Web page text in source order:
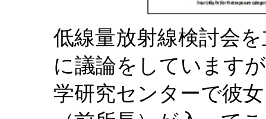
低線量放射線検討会
に議論をしています
学研究センターで彼